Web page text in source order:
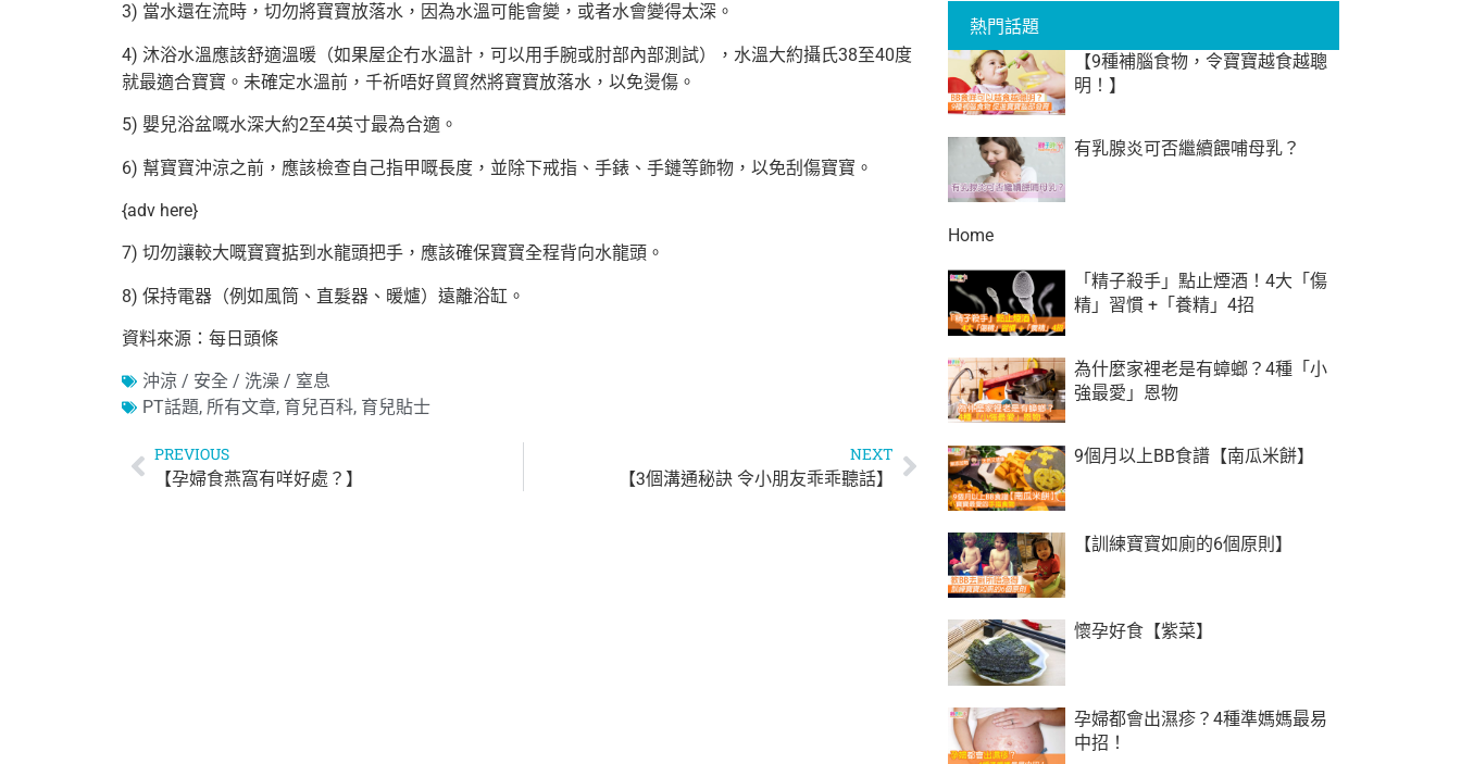
3) 當水還在流時，切勿將寶寶放落水，因為水溫可能會變，或者水會變得太深。
4) 沐浴水溫應該舒適溫暖（如果屋企冇水溫計，可以用手腕或肘部內部測試），水溫大約攝氏38至40度
就最適合寶寶。未確定水溫前， 千祈唔好貿貿然將寶寶放落水，以免燙傷。
5) 嬰兒浴盆嘅水深大約2至4英寸最為合適。
6) 幫寶寶沖涼之前，應該檢查自己指甲嘅長度，並除下戒指、手錶、手鏈等飾物，以免刮傷寶寶。
{adv here}
7) 切勿讓較大嘅寶寶掂到水龍頭把手，應該確保寶寶全程背向水龍頭。
8) 保持電器（例如風筒、直髮器、暖爐）遠離浴缸。
資料來源：每日頭條
沖涼 / 安全 / 洗澡 / 窒息
PT話題, 所有文章, 育兒百科, 育兒貼士
PREVIOUS
【孕婦食燕窩有咩好處？】
NEXT
【3個溝通秘訣 令小朋友乖乖聽話】
熱門話題
【9種補腦食物，令寶寶越食越聰
明！】
有乳腺炎可否繼續餵哺母乳？
Home
「精子殺手」點止煙酒！4大「傷
精」習慣 +「養精」4招
為什麼家裡老是有蟑螂？4種「小
強最愛」恩物
9個月以上BB食譜【南瓜米餅】
【訓練寶寶如廁的6個原則】
懷孕好食【紫菜】
孕婦都會出濕疹？4種準媽媽最易
中招！